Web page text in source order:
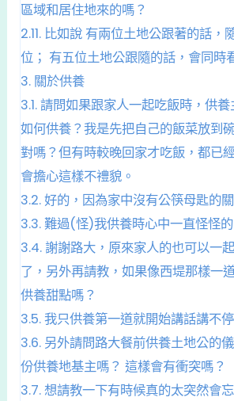
區域和居住地來的嗎？
2.11. 比如說 有兩位土地公跟著的話，
位； 有五位土地公跟隨的話，會同時
3. 關於供養
3.1.請問如果跟家人一起吃飯時，供
如何供養？我是先把自己的飯菜放到
對嗎？但有時較晚回家才吃飯，都已
會擔心這樣不禮貌。
3.2.好的，因為家中沒有公筷母匙的
3.3.難過(怪)我供養時心中一直怪怪的
3.4. 謝謝路大，原來家人的也可以一
了，另外再請教，如果像西堤那樣一
供養甜點嗎？
3.5.我只供養第一道就開始講話講不
3.6. 另外請問路大餐前供養土地公的
份供養地基主嗎？ 這樣會有衝突嗎？
3.7.想請教一下有時候真的太突然會